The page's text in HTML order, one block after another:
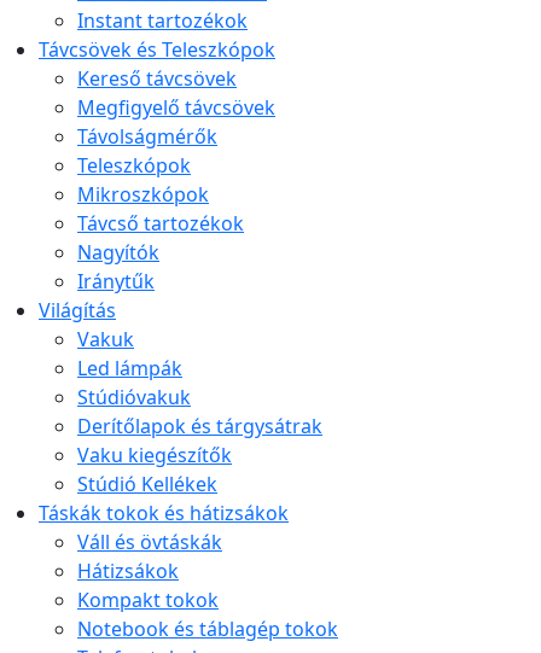
Instant tartozékok
Távcsövek és Teleszkópok
Kereső távcsövek
Megfigyelő távcsövek
Távolságmérők
Teleszkópok
Mikroszkópok
Távcső tartozékok
Nagyítók
Iránytűk
Világítás
Vakuk
Led lámpák
Stúdióvakuk
Derítőlapok és tárgysátrak
Vaku kiegészítők
Stúdió Kellékek
Táskák tokok és hátizsákok
Váll és övtáskák
Hátizsákok
Kompakt tokok
Notebook és táblagép tokok